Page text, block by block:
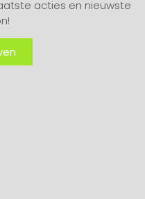
acties en nieuwste